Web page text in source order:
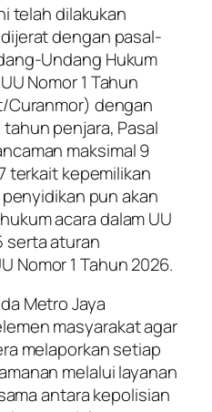
telah dilakukan
dengan pasal-
Undang Hukum
Nomor 1 Tahun
Curanmor) dengan
penjara, Pasal
maksimal 9
terkait kepemilikan
pun akan
acara dalam UU
serta aturan
Nomor 1 Tahun 2026.
Metro Jaya
masyarakat agar
melaporkan setiap
melalui layanan
antara kepolisian